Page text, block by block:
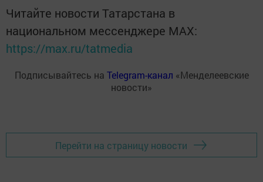
Читайте новости Татарстана в
национальном мессенджере MАХ:
https://max.ru/tatmedia
Подписывайтесь на Telegram-канал «Менделеевские
новости»
Перейти на страницу новости